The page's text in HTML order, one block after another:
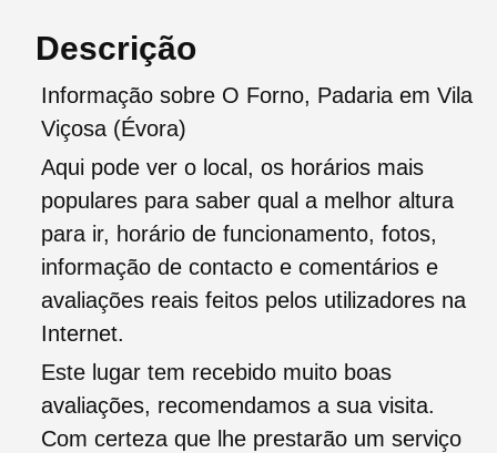
Descrição
Informação sobre O Forno, Padaria em Vila
Viçosa (Évora)
Aqui pode ver o local, os horários mais
populares para saber qual a melhor altura
para ir, horário de funcionamento, fotos,
informação de contacto e comentários e
avaliações reais feitos pelos utilizadores na
Internet.
Este lugar tem recebido muito boas
avaliações, recomendamos a sua visita.
Com certeza que lhe prestarão um serviço